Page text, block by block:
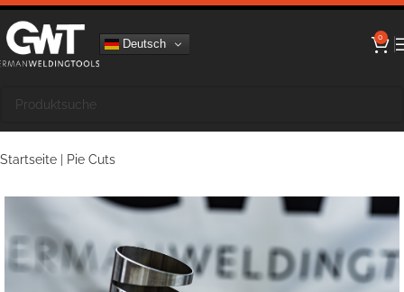
Deutsch 0
Startseite Pie Cuts